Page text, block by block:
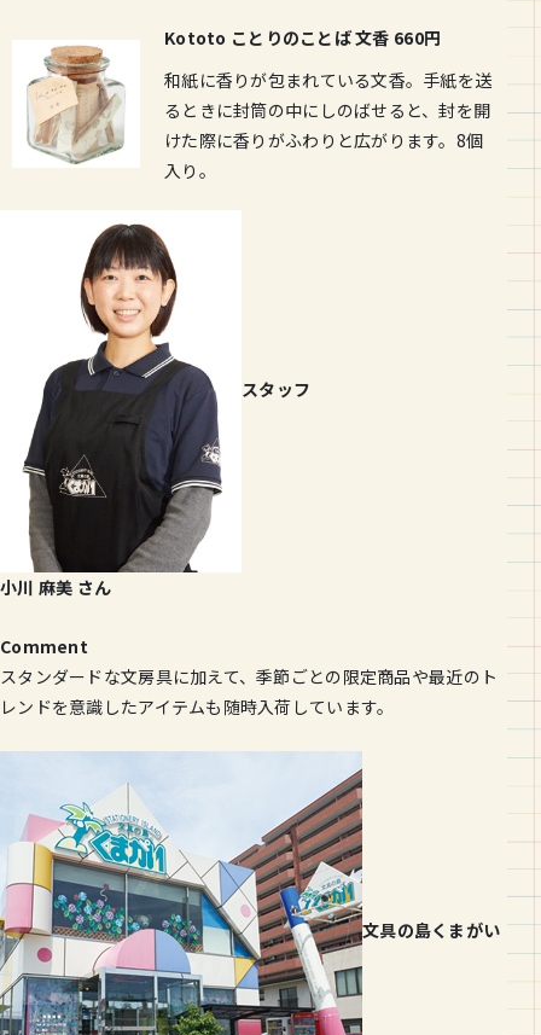
Kototo ことりのことば 文香 660円
和紙に香りが包まれている文香。手紙を送
るときに封筒の中にしのばせると、封を開
けた際に香りがふわりと広がります。8個
入り。
スタッフ
小川 麻美 さん
Comment
スタンダードな文房具に加えて、季節ごとの限定商品や最近のト
レンドを意識したアイテムも随時入荷しています。
文具の島くまがい